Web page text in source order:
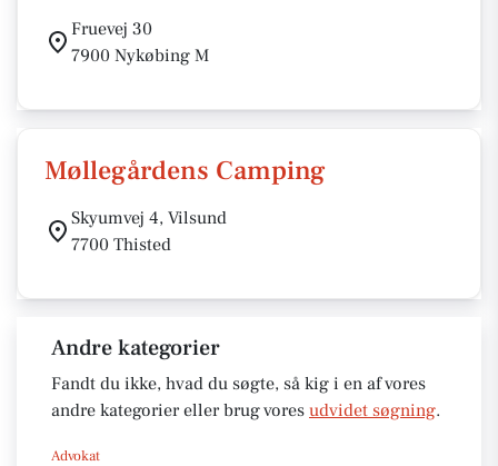
Fruevej 30
7900 Nykøbing M
Møllegårdens Camping
Skyumvej 4, Vilsund
7700 Thisted
Andre kategorier
Fandt du ikke, hvad du søgte, så kig i en af vores
andre kategorier eller brug vores udvidet søgning.
Advokat